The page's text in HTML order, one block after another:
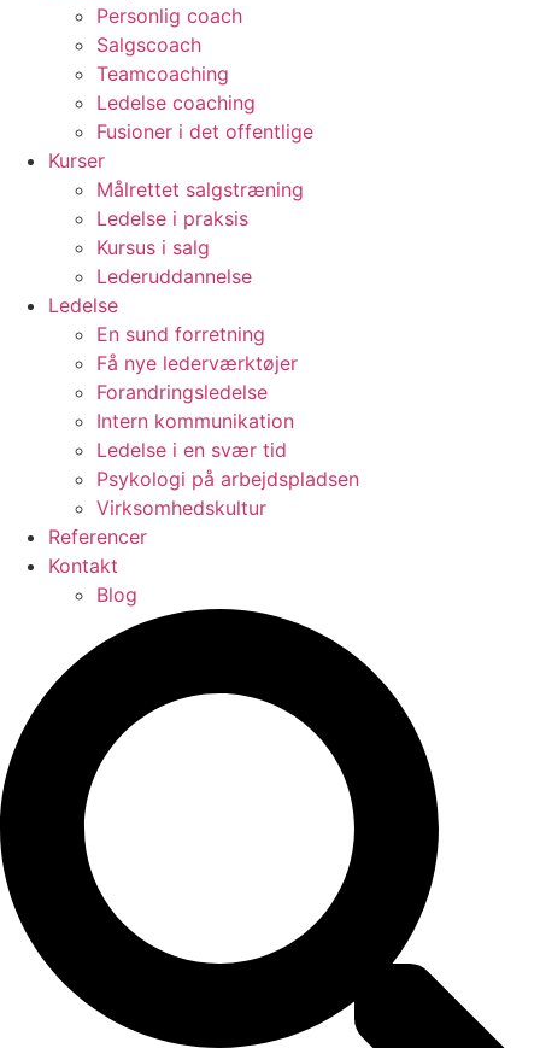
Personlig coach
Salgscoach
Teamcoaching
Ledelse coaching
Fusioner i det offentlige
Kurser
Målrettet salgstræning
Ledelse i praksis
Kursus i salg
Lederuddannelse
Ledelse
En sund forretning
Få nye lederværktøjer
Forandringsledelse
Intern kommunikation
Ledelse i en svær tid
Psykologi på arbejdspladsen
Virksomhedskultur
Referencer
Kontakt
Blog